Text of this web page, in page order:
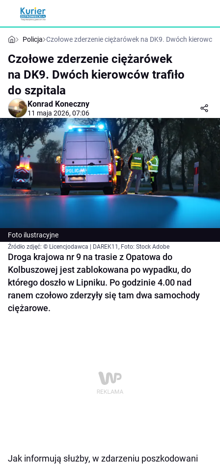
Policja Czołowe zderzenie ciężarówek na DK9. Dwóch
Czołowe zderzenie ciężarówek
na DK9. Dwóch kierowców trafiło
do szpitala
Konrad Koneczny
11 maja 2026, 07:06
Foto ilustracyjne
Źródło zdjęć: © Licencjodawca | DAREK11, Foto: Stock Adobe
Droga krajowa nr 9 na trasie z Opatowa do
Kolbuszowej jest zablokowana po wypadku, do
którego doszło w Lipniku. Po godzinie 4.00 nad
ranem czołowo zderzyły się tam dwa samochody
ciężarowe.
Jak informują służby, w zdarzeniu poszkodowani